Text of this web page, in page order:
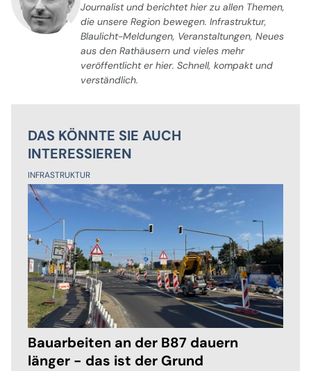
Journalist und berichtet hier zu allen Themen,
die unsere Region bewegen. Infrastruktur,
Blaulicht-Meldungen, Veranstaltungen, Neues
aus den Rathäusern und vieles mehr
veröffentlicht er hier. Schnell, kompakt und
verständlich.
DAS KÖNNTE SIE AUCH
INTERESSIEREN
INFRASTRUKTUR
Bauarbeiten an der B87 dauern
länger - das ist der Grund